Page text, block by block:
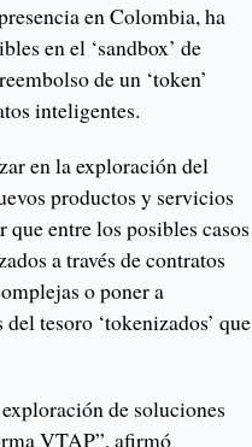
en Colombia, ha
en el ‘sandbox’ de
de un ‘token’
inteligentes.
en la exploración del
productos y servicios
entre los posibles casos
a través de contratos
o poner a
tesoro ‘tokenizados’ que
de soluciones
VTAP”, afirmó